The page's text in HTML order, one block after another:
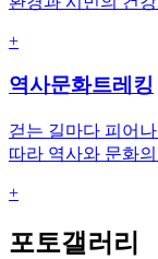
+
역사문화트레킹
걷는 길마다 피어
따라 역사와 문화
+
포토갤러리